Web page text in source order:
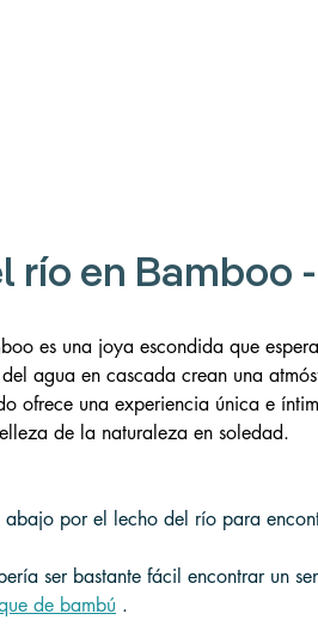
río en Bamboo
es una joya escondida que
agua en cascada crean una
ofrece una experiencia única e
de la naturaleza en soledad.
por el lecho del río para
ser bastante fácil encontrar un
de bambú .